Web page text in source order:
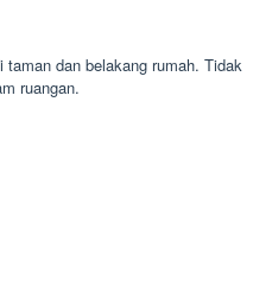
dan belakang rumah. Tidak
ruangan.